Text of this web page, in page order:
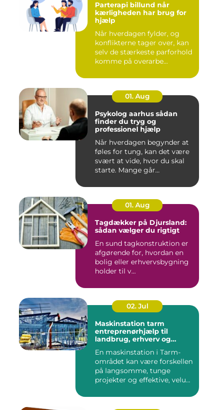
Parterapi billund når
kærligheden har brug for
hjælp
Når hverdagen fylder, og
konflikterne tager over, kan
selv de stærkeste parforhold
komme på overarbe...
01. Aug
Psykolog aarhus sådan
finder du tryg og
professionel hjælp
Når hverdagen begynder at
føles for tung, kan det være
svært at vide, hvor du skal
starte. Mange går...
01. Aug
Tagdækker på Djursland:
sådan vælger du rigtigt
En sund tagkonstruktion er
afgørende for, hvordan en
bolig eller erhvervsbygning
holder til v...
02. Jul
Maskinstation tarm
entreprenørhjælp til
landbrug, erhverv og
En maskinstation i Tarm-
området kan være forskellen
på langsomme, tunge
projekter og effektive, velu...